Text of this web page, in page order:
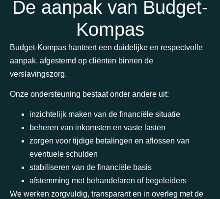
De aanpak van Budget-
Kompas
Budget-Kompas hanteert een duidelijke en respectvolle
aanpak, afgestemd op cliënten binnen de
verslavingszorg.
Onze ondersteuning bestaat onder andere uit:
inzichtelijk maken van de financiële situatie
beheren van inkomsten en vaste lasten
zorgen voor tijdige betalingen en aflossen van
eventuele schulden
stabiliseren van de financiële basis
afstemming met behandelaren of begeleiders
We werken zorgvuldig, transparant en in overleg met de